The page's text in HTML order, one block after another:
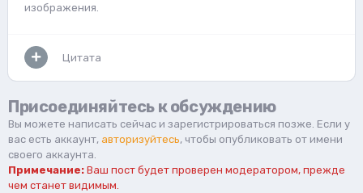
изображения.
Цитата
Присоединяйтесь к обсуждению
Вы можете написать сейчас и зарегистрироваться позже. Если у
вас есть аккаунт, авторизуйтесь, чтобы опубликовать от имени
своего аккаунта.
Примечание: Ваш пост будет проверен модератором, прежде
чем станет видимым.